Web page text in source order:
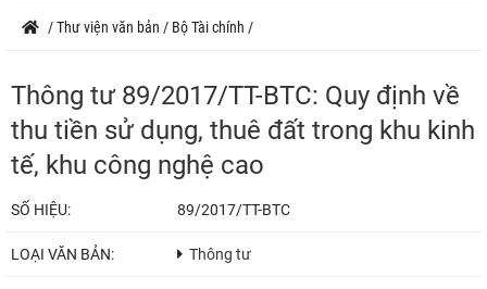
/Thư viện văn bản / Bộ Tài chính /
Thông tư 89/2017/TT-BTC: Quy định về
thu tiền sử dụng, thuê đất trong khu kinh
tế, khu công nghệ cao
SỐ HIỆU: 89/2017/TT-BTC
LOẠI VĂN BẢN: Thông tư